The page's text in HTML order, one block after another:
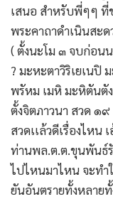
เสนอ สำหรับพี่ๆๆ ที่
พระคาถาดำเนินสะ
( ตั้งนะโม ๓ จบก่อน
? มะหะตาวิริเยเนปิ
พรัหม เมหิ มะหิตันตั
ตั้งจิตภาวนา สวด ๑
สวดเเล้วดีเรื่องไหน
ท่านพล.ต.ต.ขุนพันธ์รั
ไปไหนมาไหน จะทำ
ยันอันตรายทั้งหลาย